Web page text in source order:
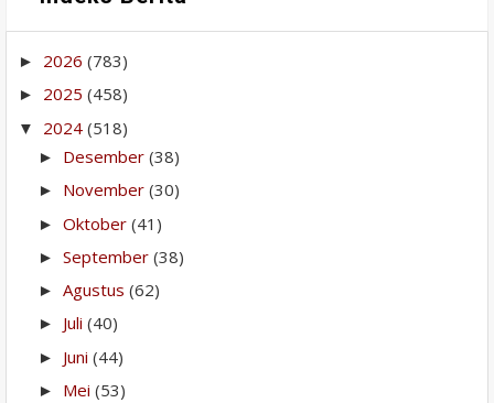
► 2026 (783)
► 2025 (458)
▼ 2024 (518)
► Desember (38)
► November (30)
► Oktober (41)
► September (38)
► Agustus (62)
► Juli (40)
► Juni (44)
► Mei (53)